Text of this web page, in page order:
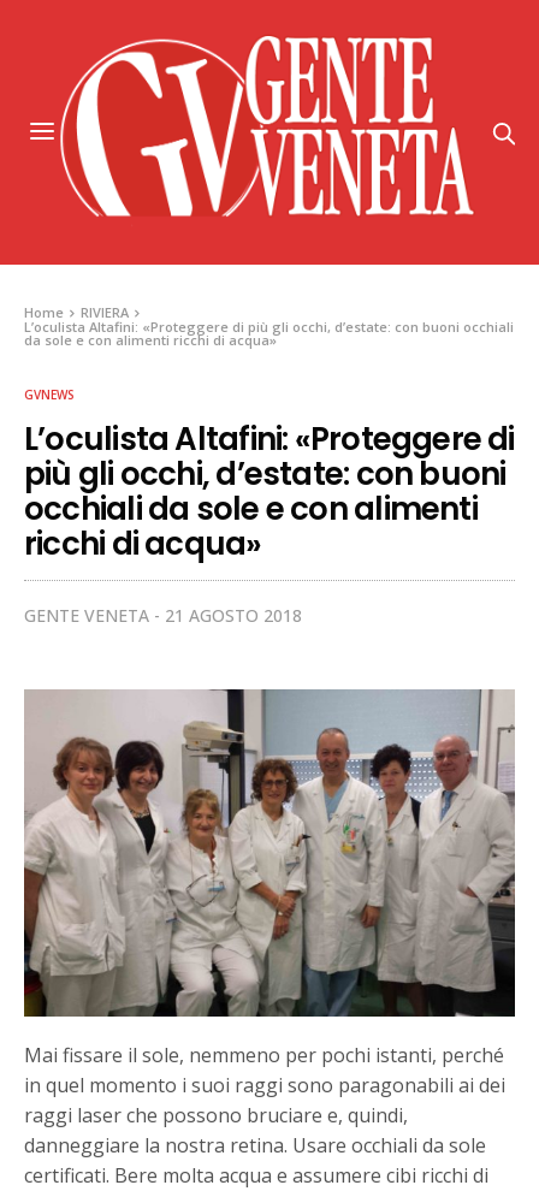
Home
RIVIERA
L’oculista Altafini: «Proteggere di più gli occhi, d’estate: con buoni occhiali
da sole e con alimenti ricchi di acqua»
GVNEWS
L’oculista Altafini: «Proteggere di
più gli occhi, d’estate: con buoni
occhiali da sole e con alimenti
ricchi di acqua»
GENTE VENETA 21 AGOSTO 2018
Mai fissare il sole, nemmeno per pochi istanti, perché
in quel momento i suoi raggi sono paragonabili ai dei
raggi laser che possono bruciare e, quindi,
danneggiare la nostra retina. Usare occhiali da sole
certificati. Bere molta acqua e assumere cibi ricchi di